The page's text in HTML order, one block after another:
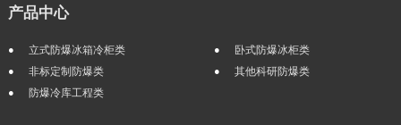
产品中心
立式防爆冰箱冷柜类
卧式防爆冰柜类
非标定制防爆类
其他科研防爆类
防爆冷库工程类